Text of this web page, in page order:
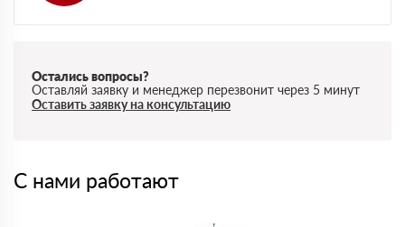
Остались вопросы?
Оставляй заявку и менеджер перезвонит через 5 минут
Оставить заявку на консультацию
С нами работают